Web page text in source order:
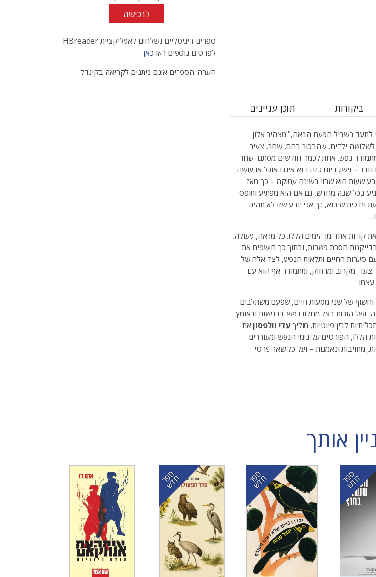
לרכישה
ספרים דיגיטליים נשלחים לאפליקציית HBreader
לפרטים נוספים ראו כאן
הערה: הספרים אינם ניתנים לקריאה בקינדל
ביקורות תוכן עניינים
לתעד בשביל הפעם הבאה," מצהיר אלון
לשלושה ילדים, שהבכור בהם, שחר, צעיר
נפש. אחת לכמה חודשים מסתגר שחר
– וישן. ביום כזה הוא איננו אוכל או עושה
שעות הוא שרוי בשינה עמוקה – כך מאז
בכל שנה מחדש, גם אם הוא מפתיע ותופס
וחיכית שיבוא, כך אני יודע שזו לא תהיה
קורות אחד מן הימים הללו. כל מראה, פעולה,
חסרת פשרות, ובתוך כך חושפים את
סערות החיים ותלאות הנפש, לצד אלה של
צעד, מקרוב ומרחוק, ומתמודד אף הוא עם
וחשוף של שני מסעות חיים, שפעם משתלבים
ושל הורות בצל מחלת נפש. ברגישות ובאומץ,
לבין פיוטיות, מוליךעדי וולפסון את
הללו, הפורטים על נימי הנפש ומעוררים
מחויבות ונאמנות – ועל כל שאר פרטי
אותך
ס
פ
ר
ח
ד
ש ס
פ
ר
ח
ד
ש ס
פ
ר
ח
ד
ש